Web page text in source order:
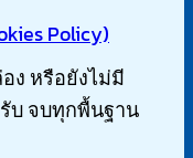
Policy)
ง หรือยังไม่มี
บ จบทุกพื้นฐาน